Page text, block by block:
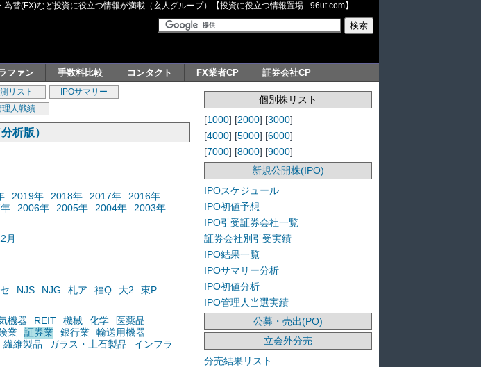
替(FX)など投資に役立つ情報が満載（玄人グループ）【投資に役立つ情報置場 - 96ut.com】
ファン 手数料比較 コンタクト FX業者CP 証券会社CP
リスト
IPOサマリー
理人戦績
析版）
2019年 2018年 2017年
2016年
2006年 2005年 2004年
2003年
月
NJS NJG 札ア 福Q 大2
東P
機器 REIT 機械 化学
医薬品
業 証券業 銀行業
輸送用機器
繊維製品 ガラス・土石製品
インフラ
個別株リスト
[1000] [2000] [3000]
[4000] [5000] [6000]
[7000] [8000] [9000]
新規公開株(IPO)
IPOスケジュール
IPO初値予想
IPO引受証券会社一覧
証券会社別引受実績
IPO結果一覧
IPOサマリー分析
IPO初値分析
IPO管理人当選実績
公募・売出(PO)
立会外分売
分売結果リスト